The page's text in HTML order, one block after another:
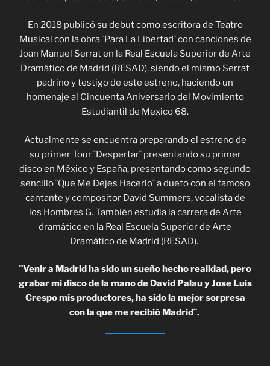
En 2018 publicó su debut como escritora de Teatro
Musical con la obra ¨Para La Libertad¨ con canciones de
Joan Manuel Serrat en la Real Escuela Superior de Arte
Dramático de Madrid (RESAD), siendo el mismo Serrat
padrino y testigo de este estreno, haciendo un
homenaje al Cincuenta Aniversario del Movimiento
Estudiantil de Mexico 68.
Actualmente se encuentra preparando el estreno de
su primer Tour ¨Despertar¨ presentando su primer
disco en México y España, presentando como segundo
sencillo ¨Que Me Dejes Hacerlo¨ a dueto con el famoso
cantante y compositor David Summers, vocalista de
los Hombres G. También estudia la carrera de Arte
dramático en la Real Escuela Superior de Arte
Dramático de Madrid (RESAD).
¨Venir a Madrid ha sido un sueño hecho realidad, pero
grabar mi disco de la mano de David Palau y Jose Luis
Crespo mis productores, ha sido la mejor sorpresa
con la que me recibió Madrid¨.